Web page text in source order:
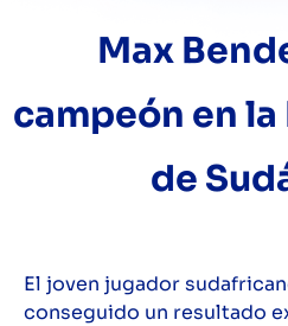
Max
campeón en la
de
El joven jugador
conseguido un resultado